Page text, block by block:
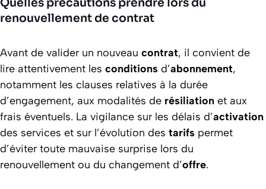
Quelles précautions prendre lors du
renouvellement de contrat
Avant de valider un nouveau contrat, il convient de
lire attentivement les conditions d’abonnement,
notamment les clauses relatives à la durée
d’engagement, aux modalités de résiliation et aux
frais éventuels. La vigilance sur les délais d’activation
des services et sur l’évolution des tarifs permet
d’éviter toute mauvaise surprise lors du
renouvellement ou du changement d’offre.